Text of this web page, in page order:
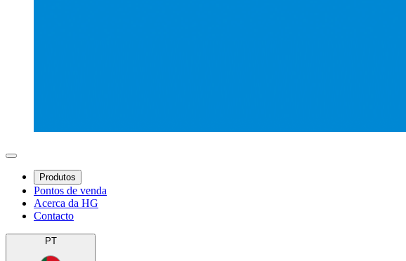
Produtos
Pontos de venda
Acerca da HG
Contacto
PT